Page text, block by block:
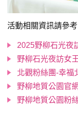
活動相關資訊請參考
2025野柳石光夜
野柳石光夜訪女
北觀粉絲團-幸福
野柳地質公園官網
野柳地質公園粉